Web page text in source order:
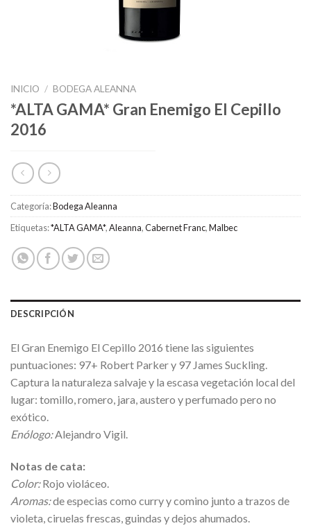
INICIO / BODEGA ALEANNA
*ALTA GAMA* Gran Enemigo El Cepillo
2016
Categoría:Bodega Aleanna
Etiquetas:*ALTA GAMA*,Aleanna,Cabernet Franc,Malbec
DESCRIPCIÓN
El Gran Enemigo El Cepillo 2016 tiene las siguientes
puntuaciones: 97+ Robert Parker y 97 James Suckling.
Captura la naturaleza salvaje y la escasa vegetación local del
lugar: tomillo, romero, jara, austero y perfumado pero no
exótico.
Enólogo:Alejandro Vigil.
Notas de cata:
Color:Rojo violáceo.
Aromas:de especias como curry y comino junto a trazos de
violeta, ciruelas frescas, guindas y dejos ahumados.